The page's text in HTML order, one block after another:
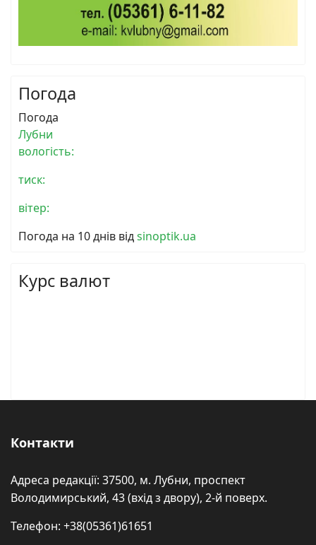
Погода
Погода
Лубни
вологість:
тиск:
вітер:
Погода на 10 днів відsinoptik.ua
Курс валют
Контакти
Адреса редакції: 37500, м. Лубни, проспект
Володимирський, 43 (вхід з двору), 2-й поверх.
Телефон: +38(05361)61651